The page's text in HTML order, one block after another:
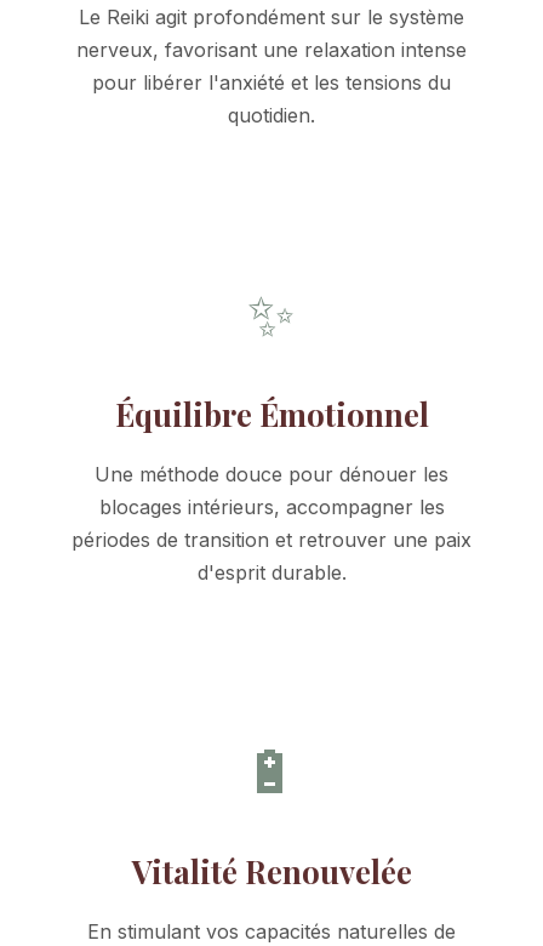
Le Reiki agit profondément sur le système
nerveux, favorisant une relaxation intense
pour libérer l'anxiété et les tensions du
quotidien.
✨
Équilibre Émotionnel
Une méthode douce pour dénouer les
blocages intérieurs, accompagner les
périodes de transition et retrouver une paix
d'esprit durable.
🔋
Vitalité Renouvelée
En stimulant vos capacités naturelles de